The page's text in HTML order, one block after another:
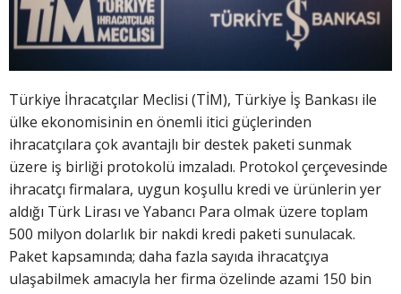
Türkiye İhracatçılar Meclisi (TİM), Türkiye İş Bankası ile
ülke ekonomisinin en önemli itici güçlerinden
ihracatçılara çok avantajlı bir destek paketi sunmak
üzere iş birliği protokolü imzaladı. Protokol çerçevesinde
ihracatçı firmalara, uygun koşullu kredi ve ürünlerin yer
aldığı Türk Lirası ve Yabancı Para olmak üzere toplam
500 milyon dolarlık bir nakdi kredi paketi sunulacak.
Paket kapsamında; daha fazla sayıda ihracatçıya
ulaşabilmek amacıyla her firma özelinde azami 150 bin